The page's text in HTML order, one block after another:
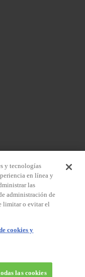
y tecnologías
en línea y
las
administración de
limitar o evitar el
cookies y
las cookies